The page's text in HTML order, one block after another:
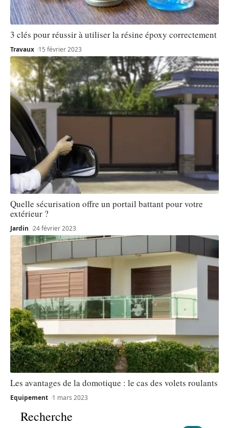
3 clés pour réussir à utiliser la résine époxy correctement
Travaux 15 février 2023
Quelle sécurisation offre un portail battant pour votre
extérieur ?
Jardin 24 février 2023
Les avantages de la domotique : le cas des volets roulants
Equipement 1 mars 2023
Recherche